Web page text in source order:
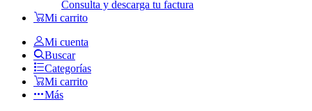
Consulta y descarga tu factura
Mi carrito
Mi cuenta
Buscar
Categorías
Mi carrito
Más